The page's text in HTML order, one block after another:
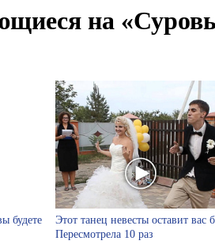
на
будете
Этот танец невесты оставит вас
Пересмотрела 10 раз